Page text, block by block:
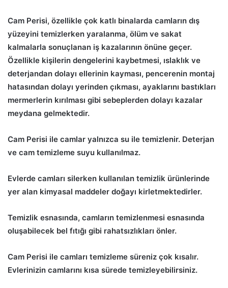
Cam Perisi, özellikle çok katlı binalarda camların dış
yüzeyini temizlerken yaralanma, ölüm ve sakat
kalmalarla sonuçlanan iş kazalarının önüne geçer.
Özellikle kişilerin dengelerini kaybetmesi, ıslaklık ve
deterjandan dolayı ellerinin kayması, pencerenin montaj
hatasından dolayı yerinden çıkması, ayaklarını bastıkları
mermerlerin kırılması gibi sebeplerden dolayı kazalar
meydana gelmektedir.
Cam Perisi ile camlar yalnızca su ile temizlenir. Deterjan
ve cam temizleme suyu kullanılmaz.
Evlerde camları silerken kullanılan temizlik ürünlerinde
yer alan kimyasal maddeler doğayı kirletmektedirler.
Temizlik esnasında, camların temizlenmesi esnasında
oluşabilecek bel fıtığı gibi rahatsızlıkları önler.
Cam Perisi ile camları temizleme süreniz çok kısalır.
Evlerinizin camlarını kısa sürede temizleyebilirsiniz.